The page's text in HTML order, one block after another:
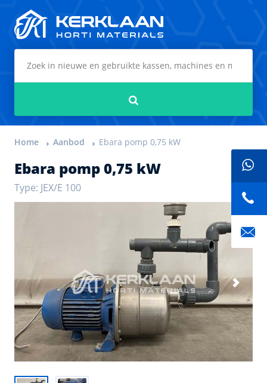
Home Aanbod Ebara pomp 0,75 kW
Ebara pomp 0,75 kW
Type: JEX/E 100